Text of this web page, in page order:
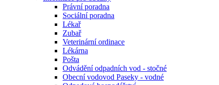
Právní poradna
Sociální poradna
Lékař
Zubař
Veterinární ordinace
Lékárna
Pošta
Odvádění odpadních vod - stočné
Obecní vodovod Paseky - vodné